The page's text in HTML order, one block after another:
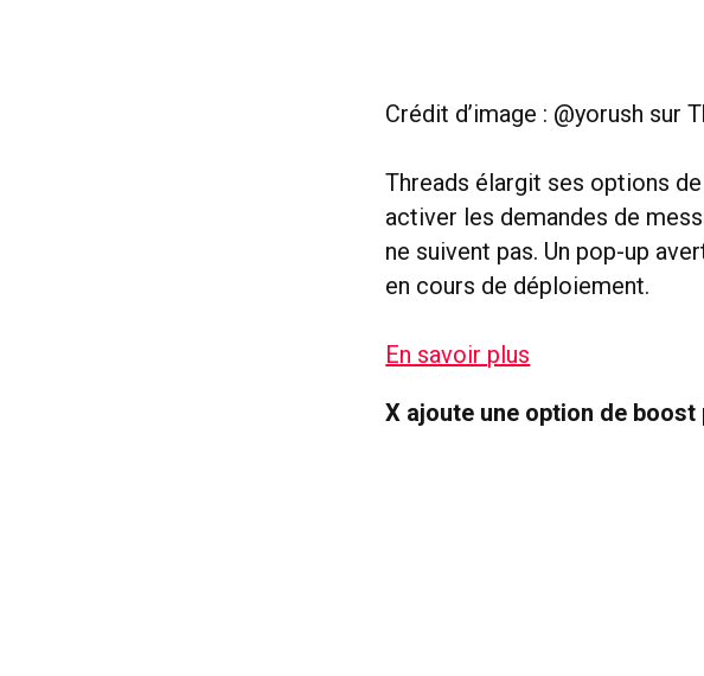
Crédit d’image : @yorush sur
Threads élargit ses options
activer les demandes de
ne suivent pas. Un pop-up
en cours de déploiement.
En savoir plus
X ajoute une option de boost